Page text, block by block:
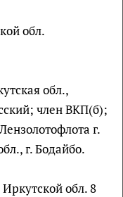
обл.
обл.,
член ВКП(б);
г.
г. Бодайбо.
обл. 8